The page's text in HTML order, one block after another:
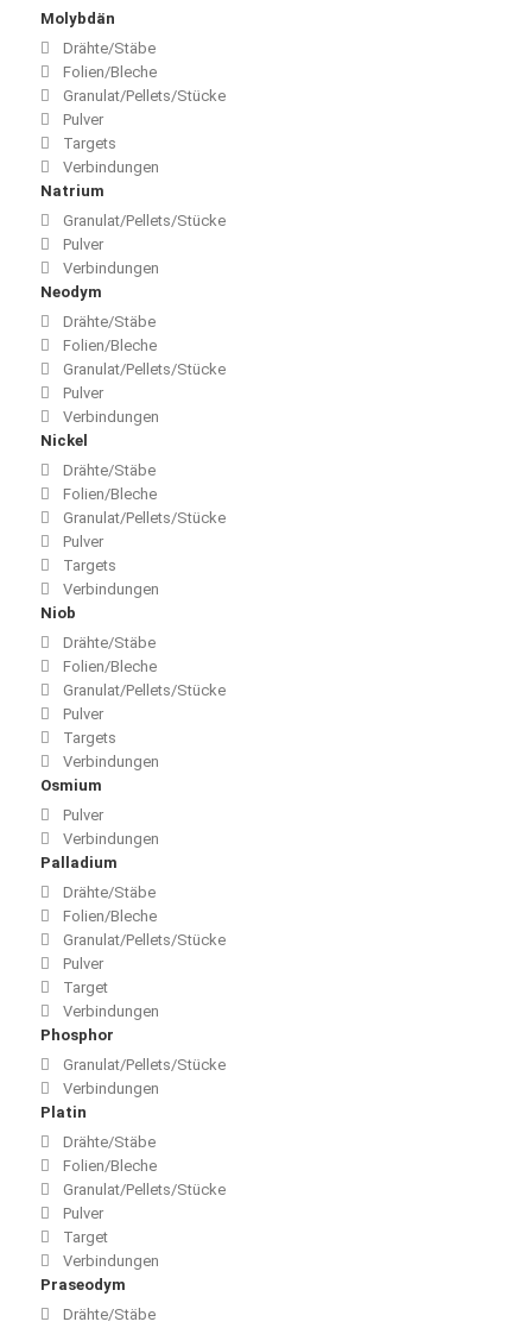
Molybdän
Drähte/Stäbe
Folien/Bleche
Granulat/Pellets/Stücke
Pulver
Targets
Verbindungen
Natrium
Granulat/Pellets/Stücke
Pulver
Verbindungen
Neodym
Drähte/Stäbe
Folien/Bleche
Granulat/Pellets/Stücke
Pulver
Verbindungen
Nickel
Drähte/Stäbe
Folien/Bleche
Granulat/Pellets/Stücke
Pulver
Targets
Verbindungen
Niob
Drähte/Stäbe
Folien/Bleche
Granulat/Pellets/Stücke
Pulver
Targets
Verbindungen
Osmium
Pulver
Verbindungen
Palladium
Drähte/Stäbe
Folien/Bleche
Granulat/Pellets/Stücke
Pulver
Target
Verbindungen
Phosphor
Granulat/Pellets/Stücke
Verbindungen
Platin
Drähte/Stäbe
Folien/Bleche
Granulat/Pellets/Stücke
Pulver
Target
Verbindungen
Praseodym
Drähte/Stäbe